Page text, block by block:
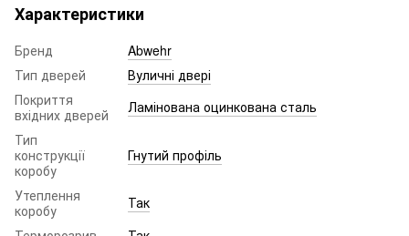
Характеристики
Бренд
Abwehr
Тип дверей
Вуличні двері
Покриття
вхідних дверей
Ламінована оцинкована сталь
Тип
конструкції
коробу
Гнутий профіль
Утеплення
коробу
Так